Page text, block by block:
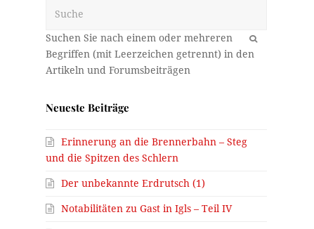
OK
Neueste Beiträge
Erinnerung an die Brennerbahn – Steg
und die Spitzen des Schlern
Der unbekannte Erdrutsch (1)
Notabilitäten zu Gast in Igls – Teil IV